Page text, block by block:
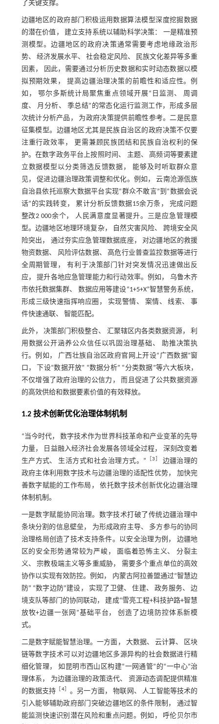
了关键支撑。
边疆地区的政府部门积极运用数据算法模型深度挖掘数据
的潜在价值， 建立支持系统以辅助科学决策： 一是精准预
测模型。边疆地区的政府决策通常需要考虑地缘政治形
势、 经济发展水平、 社会稳定风险、 民族文化差异等多重
因素， 因此，需要通过分析历史数据和实时动态数据以模
拟预期效果， 提高边疆治理决策的前瞻性和适应性。例
如， 鄂尔多斯统计局聚焦重点领域开展“日监测、 周调
度、 月分析、 季总结”的常态化运行监测工作，形成多层
次统计分析产品， 为政府决策提供前瞻性参考。二是民意
征集模型。边疆地区尤其是民族自治区的政府决策不仅要
注重行政效率， 更需兼顾民族团结和民族自治权利的保
护。在数字政务平台上按照时间、 主题、 高频词等要素建
立数据模型以分类筛选反馈数据， 能够及时听取群众意
见， 促进边疆治理政策调整和优化。例如， 云南沧源佤族
自治县依托巡察大数据平台实现“群众不敢言”到“数据会说
话”的实践转变， 累计分析反馈数据15余万条， 完成问题
整改2 000余个， 人民满意度显著提升。三是应急管理模
型。边疆地区地理环境复杂， 自然灾害风险、 跨境安全风
险突出， 通过夯实应急管理数据底座， 对边疆地区的救援
物资数据、 风险评估数据、 高危行业普查监控数据等进行
全周期管理， 有利于决策部门针对突发情况迅速做出反
应， 提升各地应急管理能力和行动效率。例如， 乌鲁木齐
市依托数据集群、 数据应用等建设“1+5+X”智慧警务系统，
形成三级快速指挥响应圈， 实现警情、 案情、 线索、 事
件快速通联、 智能匹配。
此外， 决策部门积极整合、 汇聚辖区内各类数据资源， 利
用数据公开涵养公众信任以巩固治理基础、 助推决策执
行。例如， 广西壮族自治区政府官网上开设“广西数据”窗
口， 下设“数据开放” “数据分析” “分类数据”等六大板块，
不仅增强了政府治理的公信力， 而且促进了公共数据资源
的高效供给和数据要素价值的有效释放。
1.2 技术创新优化治理体制机制
“当今时代， 数字技术作为世界科技革命和产业变革的先导
力量， 日益融入经济社会发展各领域全过程， 深刻改变着
生产方式、 生活方式和社会治理方式。”
［3］
边疆治理的
政府主体利用数字技术与边疆治理的适配性优势， 加快完
善数字赋能的工作布局， 依托数字技术创新优化边疆治理
体制机制。
一是数字赋能协同治理。数字技术打破了传统边疆治理中
条块分割的信息壁垒， 为形成政府主导、 多方参与的协同
治理格局创造了技术支持条件。以安全治理为例， 边疆地
区的安全形势通常较为严峻， 面临着恐怖主义、 分裂主
义、 宗教极端主义等多重威胁， 需要多个重点单位的高效
协作以实现有效防控。例如， 内蒙古阿拉善盟通过“智慧边
防” “数字边防”建设， 实现了卫健、 住建、 政务服务、 边
境支队等部门的协同联动， 建成“雪亮工程+科技护路+智慧
放牧+边疆一张网”基础平台， 创造了边境防控体系新模
式。
二是数字赋能智慧治理。一方面， 大数据、 云计算、 区块
链等数字技术可以对边疆地区多源异构的社会数据进行精
细化管理， 如昆明市西山区构建“一网通管”的“一中心”治
理体系， 为边疆治理的政策迭代、 资源动态调配提供精准
的数据支持 ［4］ 。另一方面， 物联网、 人工智能等技术的
引入能够辅助政府部门突破边疆地区的条件限制， 通过智
能监测快速识别潜在风险和重点问题。例如， 呼伦贝尔市